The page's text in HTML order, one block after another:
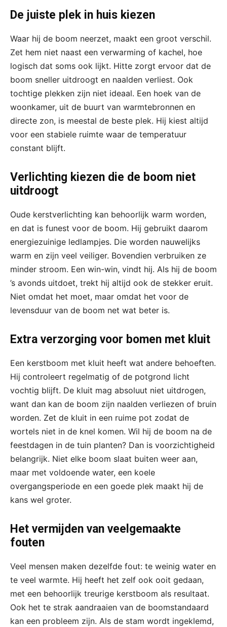
De juiste plek in huis kiezen
Waar hij de boom neerzet, maakt een groot verschil.
Zet hem niet naast een verwarming of kachel, hoe
logisch dat soms ook lijkt. Hitte zorgt ervoor dat de
boom sneller uitdroogt en naalden verliest. Ook
tochtige plekken zijn niet ideaal. Een hoek van de
woonkamer, uit de buurt van warmtebronnen en
directe zon, is meestal de beste plek. Hij kiest altijd
voor een stabiele ruimte waar de temperatuur
constant blijft.
Verlichting kiezen die de boom niet
uitdroogt
Oude kerstverlichting kan behoorlijk warm worden,
en dat is funest voor de boom. Hij gebruikt daarom
energiezuinige ledlampjes. Die worden nauwelijks
warm en zijn veel veiliger. Bovendien verbruiken ze
minder stroom. Een win-win, vindt hij. Als hij de boom
’s avonds uitdoet, trekt hij altijd ook de stekker eruit.
Niet omdat het moet, maar omdat het voor de
levensduur van de boom net wat beter is.
Extra verzorging voor bomen met kluit
Een kerstboom met kluit heeft wat andere behoeften.
Hij controleert regelmatig of de potgrond licht
vochtig blijft. De kluit mag absoluut niet uitdrogen,
want dan kan de boom zijn naalden verliezen of bruin
worden. Zet de kluit in een ruime pot zodat de
wortels niet in de knel komen. Wil hij de boom na de
feestdagen in de tuin planten? Dan is voorzichtigheid
belangrijk. Niet elke boom slaat buiten weer aan,
maar met voldoende water, een koele
overgangsperiode en een goede plek maakt hij de
kans wel groter.
Het vermijden van veelgemaakte
fouten
Veel mensen maken dezelfde fout: te weinig water en
te veel warmte. Hij heeft het zelf ook ooit gedaan,
met een behoorlijk treurige kerstboom als resultaat.
Ook het te strak aandraaien van de boomstandaard
kan een probleem zijn. Als de stam wordt ingeklemd,